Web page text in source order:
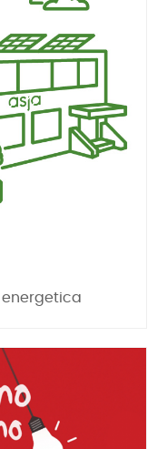
energetica